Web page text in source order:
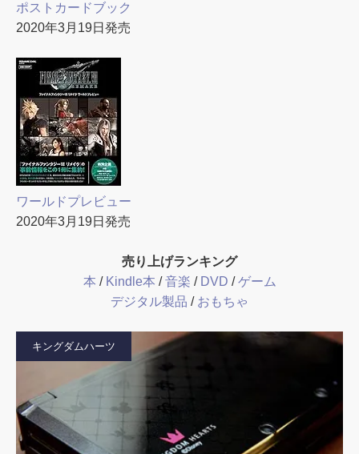
ポストカードブック
2020年3月19日発売
ワールドプレビュー
2020年3月19日発売
売り上げランキング
本 / Kindle本 /音楽 / DVD /ゲーム
デジタル製品 / おもちゃ
キングダムハーツ